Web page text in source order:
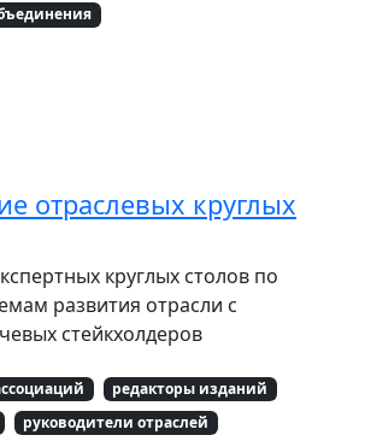
отраслевых круглых
круглых столов по
развития отрасли с
стейкхолдеров
редакторы изданий
руководители отраслей